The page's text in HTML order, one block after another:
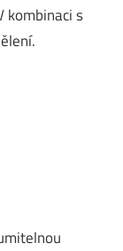
kombinaci s